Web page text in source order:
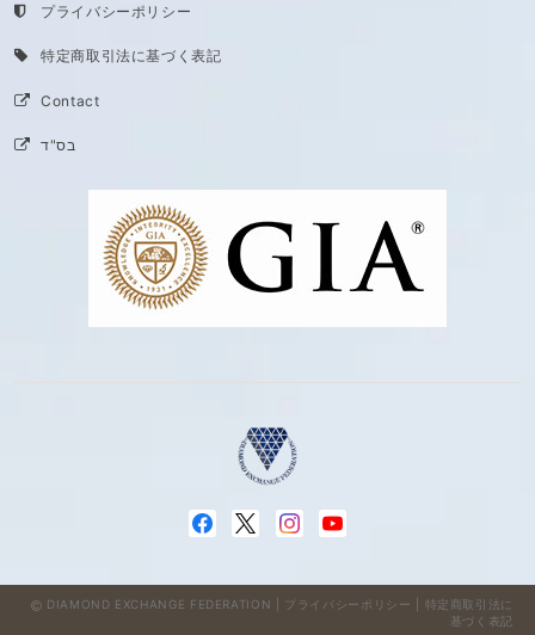
プライバシーポリシー
特定商取引法に基づく表記
Contact
בס"ד
DIAMOND EXCHANGE FEDERATION | プライバシーポリシー
特定商取引法に
基づく表記